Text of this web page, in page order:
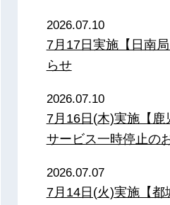
2026.07.10
7月17日実施【日南
らせ
2026.07.10
7月16日(木)実施【鹿
サービス一時停止の
2026.07.07
7月14日(火)実施【